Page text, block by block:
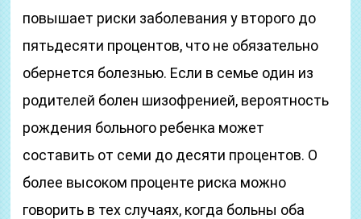
повышает риски заболевания у второго до
пятьдесяти процентов, что не обязательно
обернется болезнью. Если в семье один из
родителей болен шизофренией, вероятность
рождения больного ребенка может
составить от семи до десяти процентов. О
более высоком проценте риска можно
говорить в тех случаях, когда больны оба